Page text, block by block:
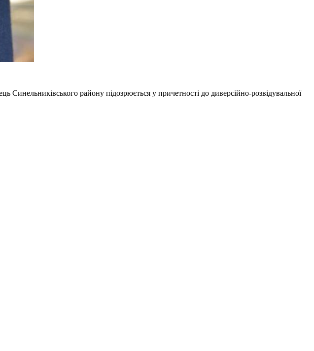
Синельниківського району підозрюється у причетності до диверсійно-розвідувальної